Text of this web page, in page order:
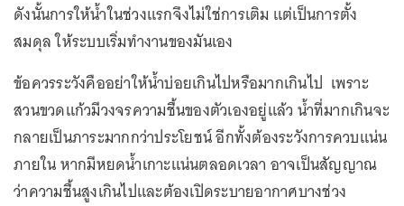
ดังนั้นการให้น้ำในช่วงแรกจึงไม่ใช่การเติม แต่เป็นการตั้ง
สมดุล ให้ระบบเริ่มทำงานของมันเอง
ข้อควรระวังคืออย่าให้น้ำบ่อยเกินไปหรือมากเกินไป เพราะ
สวนขวดแก้วมีวงจรความชื้นของตัวเองอยู่แล้ว น้ำที่มากเกินจะ
กลายเป็นภาระมากกว่าประโยชน์ อีกทั้งต้องระวังการควบแน่น
ภายใน หากมีหยดน้ำเกาะแน่นตลอดเวลา อาจเป็นสัญญาณ
ว่าความชื้นสูงเกินไปและต้องเปิดระบายอากาศบางช่วง